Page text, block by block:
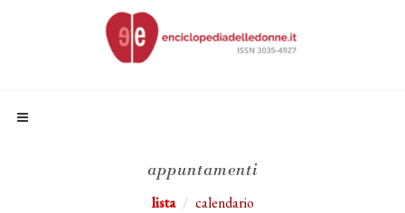
appuntamenti
lista calendario